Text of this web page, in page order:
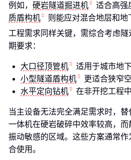
例如， 硬岩隧道掘进机 适合高强
质盾构机
则能应对混合地层和地
工程需求同样关键，需综合考虑
期要求：
大口径顶管机
适用于城市地
小型隧道盾构机
更适合狭窄
水平定向钻机
在非开挖工程
当主设备无法完全满足需求时，
一体机在硬岩破碎中效率较高，
振动敏感的区域。这些方案通常
合使用。